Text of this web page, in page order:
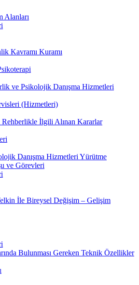
Alanları
Kavramı Kuramı
ve Psikolojik Danışma Hizmetleri
(Hizmetleri)
İlgili Alınan Kararlar
Danışma Hizmetleri Yürütme
ve Görevleri
İle Bireysel Değişim – Gelişim
Bulunması Gereken Teknik Özellikler